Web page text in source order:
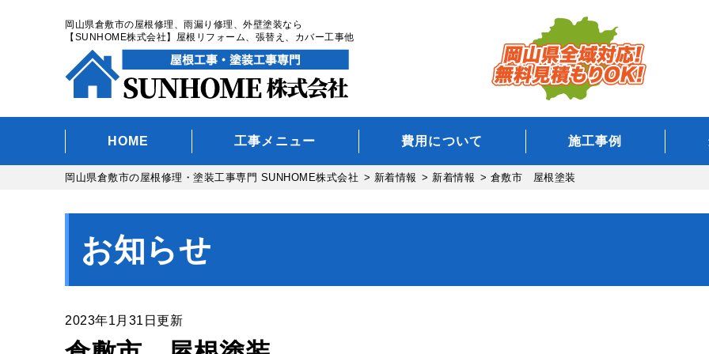
岡山県倉敷市の屋根修理、雨漏り修理、外壁塗装なら
【SUNHOME株式会社】屋根リフォーム、張替え、カバー工事他
HOME 工事メニュー 費用について 施工事例
岡山県倉敷市の屋根修理・塗装工事専門 SUNHOME株式会社 > 新着情報 > 新着情報 > 倉敷市 屋根塗装
お知らせ
2023年1月31日更新